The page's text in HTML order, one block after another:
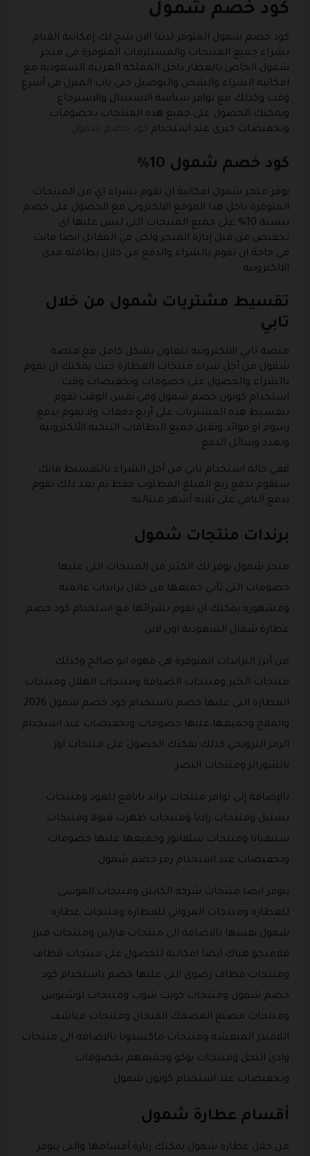
كود خصم شمول
كود خصم شمول المتوفر لدينا الان يتيح لك إمكانية القيام
بشراء جميع المنتجات والمستلزمات المتوفرة في متجر
شمول الخاص بالعطار داخل المملكه العربيه السعوديه مع
امكانية الشراء والشحن والتوصيل حتى باب المنزل في أسرع
وقت وكذلك مع توافر سياسة الاستبدال والاسترجاع
ويمكنك الحصول على جميع هذه المنتجات بخصومات
وتخفيضات كبرى عند استخدام كود خصم شمول .
كود خصم شمول 10%
يوفر متجر شمول امكانية ان تقوم بشراء اي من المنتجات
المتوفرة داخل هذا الموقع الالكتروني مع الحصول على خصم
بنسبة 10% على جميع المنتجات التي ليس عليها اي
تخفيض من قبل إدارة المتجر ولكن في المقابل ايضا فانت
في حاجة ان تقوم بالشراء والدفع من خلال بطاقته مدى
الالكترونيه .
تقسيط مشتريات شمول من خلال
تابي
منصة تابي الالكترونيه تتعاون بشكل كامل مع منصة
شمول من أجل شراء منتجات العطارة حيث يمكنك ان تقوم
بالشراء والحصول على خصومات وتخفيضات وقت
استخدام كوبون خصم شمول وفي نفس الوقت تقوم
بتقسيط هذه المشتريات على أربع دفعات ولا تقوم بدفع
رسوم او فوائد وتقبل جميع البطاقات البنكيه الألكترونيه
وتعدد وسائل الدفع .
ففي حالة استخدام تابي من أجل الشراء بالتقسيط فانك
ستقوم بدفع ربع المبلغ المطلوب فقط ثم بعد ذلك تقوم
بدفع الباقي على ثلاثة أشهر متتالية .
برندات منتجات شمول
متجر شمول يوفر لك الكثير من المنتجات التي عليها
خصومات التي تأتي جميعها من خلال براندات عالميه
ومشهوره يمكنك ان تقوم بشرائها مع استخدام كود خصم
عطارة شمال السعودية اون لاين .
من أبرز البراندات المتوفرة هي قهوه ابو صالح وكذلك
منتجات الخير ومنتجات الضيافة ومنتجات الهلال ومنتجات
العطارة التي عليها خصم باستخدام كود خصم شمول 2026
والملاح وجميعها عليها خصومات وتخفيضات عند استخدام
الرمز الترويجي كذلك يمكنك الحصول على منتجات اوز
ناتشورالز ومنتجات النصر .
بالإضافة إلى توافر منتجات براند بانافع للعود ومنتجات
بشتيل ومنتجات زادنا ومنتجات ظهرت فيولا ومنتجات
ستيفيانا ومنتجات سلفاتور وجميعها عليها خصومات
وتخفيضات عند استخدام رمز خصم شمول .
يتوفر ايضا منتجات شركه الكابتن ومنتجات الموسى
للعطاره ومنتجات المرواني للعطاره ومنتجات عطاره
شمول نفسها بالاضافة الى منتجات فازلين ومنتجات فيزر
فلامنجو هناك ايضا امكانية للحصول على منتجات قطاف
ومنتجات قطاف رضوى التي عليها خصم باستخدام كود
خصم شمول ومنتجات كويت شوب ومنتجات لوشيوس
ومنتجات مصنع المصمك الفنجان ومنتجات مناشف
اللافندر المنعشه ومنتجات ماكسدونا بالاضافه الى منتجات
وادي النحل ومنتجات يوكو وجميعهم بخصومات
وتخفيضات عند استخدام كوبون شمول .
أقسام عطارة شمول
من خلال عطاره شمول يمكنك زيارة أقسامها والتي يتوفر